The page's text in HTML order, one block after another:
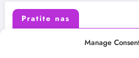
Manage
Pratite nas